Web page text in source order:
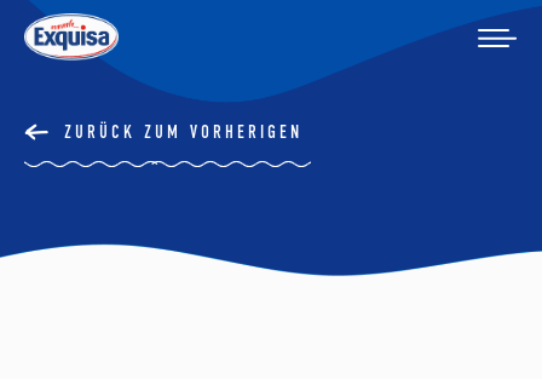
ZURÜCK ZUM VORHERIGEN